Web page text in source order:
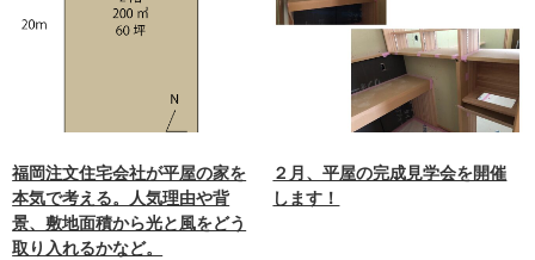
福岡注文住宅会社が平屋の家を
本気で考える。人気理由や背
景、敷地面積から光と風をどう
取り入れるかなど。
２月、平屋の完成見学会を開催
します！